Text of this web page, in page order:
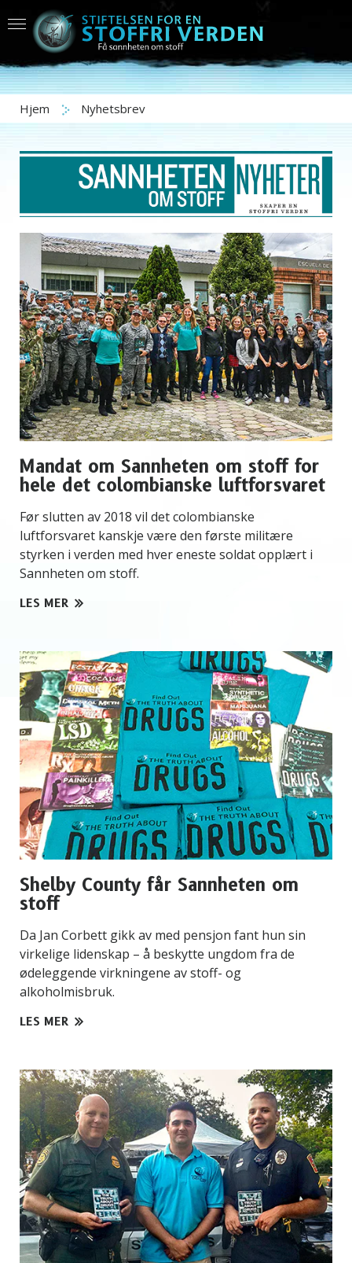
Hjem Nyhetsbrev
Mandat om Sannheten om stoff for
hele det colombianske luftforsvaret
Før slutten av 2018 vil det colombianske
luftforsvaret kanskje være den første militære
styrken i verden med hver eneste soldat opplært i
Sannheten om stoff.
LES MER
Shelby County får Sannheten om
stoff
Da Jan Corbett gikk av med pensjon fant hun sin
virkelige lidenskap – å beskytte ungdom fra de
ødeleggende virkningene av stoff- og
alkoholmisbruk.
LES MER